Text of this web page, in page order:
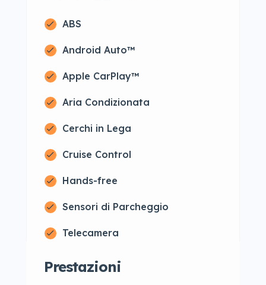
ABS
Android Auto™
Apple CarPlay™
Aria Condizionata
Cerchi in Lega
Cruise Control
Hands-free
Sensori di Parcheggio
Telecamera
Prestazioni